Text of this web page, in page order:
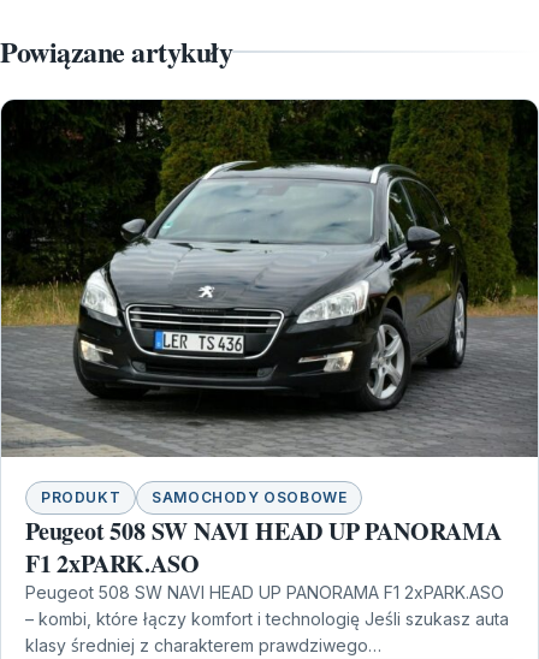
Powiązane artykuły
PRODUKT SAMOCHODY OSOBOWE
Peugeot 508 SW NAVI HEAD UP PANORAMA
F1 2xPARK.ASO
Peugeot 508 SW NAVI HEAD UP PANORAMA F1 2xPARK.ASO
– kombi, które łączy komfort i technologię Jeśli szukasz auta
klasy średniej z charakterem prawdziwego…